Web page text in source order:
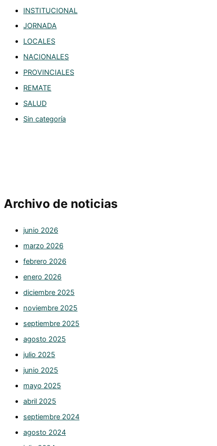
INSTITUCIONAL
JORNADA
LOCALES
NACIONALES
PROVINCIALES
REMATE
SALUD
Sin categoría
Archivo de noticias
junio 2026
marzo 2026
febrero 2026
enero 2026
diciembre 2025
noviembre 2025
septiembre 2025
agosto 2025
julio 2025
junio 2025
mayo 2025
abril 2025
septiembre 2024
agosto 2024